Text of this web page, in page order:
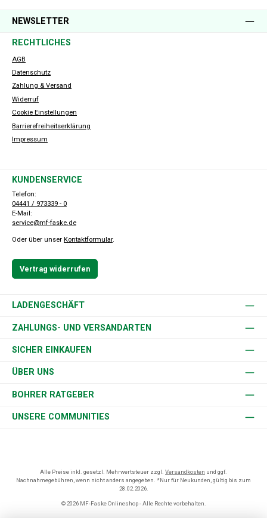
NEWSLETTER
RECHTLICHES
AGB
Datenschutz
Zahlung & Versand
Widerruf
Cookie Einstellungen
Barrierefreiheitserklärung
Impressum
KUNDENSERVICE
Telefon:
04441 / 973339 - 0
E-Mail:
service@mf-faske.de
Oder über unser Kontaktformular.
Vertrag widerrufen
LADENGESCHÄFT
ZAHLUNGS- UND VERSANDARTEN
SICHER EINKAUFEN
ÜBER UNS
BOHRER RATGEBER
UNSERE COMMUNITIES
Alle Preise inkl. gesetzl. Mehrwertsteuer zzgl. Versandkosten und ggf.
Nachnahmegebühren, wenn nicht anders angegeben. *Nur für Neukunden, gültig bis zum
28.02.2026.
© 2026 MF-Faske Onlineshop - Alle Rechte vorbehalten.